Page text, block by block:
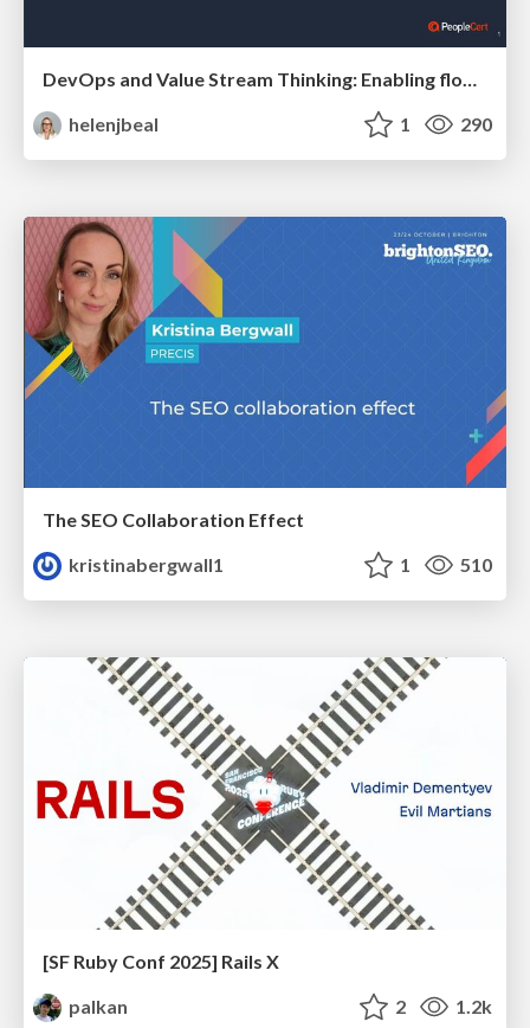
DevOps and Value Stream Thinking: Enabling flow, efficiency and business value
helenjbeal
1 290
The SEO Collaboration Effect
kristinabergwall1
1 510
[SF Ruby Conf 2025] Rails X
palkan
2 1.2k